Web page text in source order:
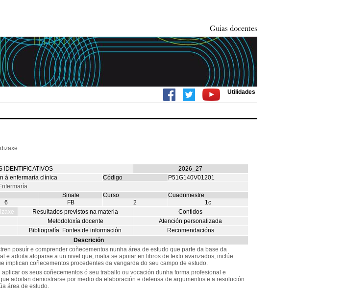
Utilidades
IDENTIFICATIVOS
2026_27
á enfermaría clínica Código
P51G140V01201
Sinale Curso
Cuadrimestre
6
FB 2
1c
Resultados previstos na materia
Contidos
Metodoloxía docente
Atención personalizada
Bibliografía. Fontes de información
Recomendacións
Descrición
posuír e comprender coñecementos nunha área de estudo que parte da base da
e adoita atoparse a un nivel que, malia se apoiar en libros de texto avanzados, inclúe
implican coñecementos procedentes da vangarda do seu campo de estudo.
os seus coñecementos ó seu traballo ou vocación dunha forma profesional e
adoitan demostrarse por medio da elaboración e defensa de argumentos e a resolución
área de estudo.